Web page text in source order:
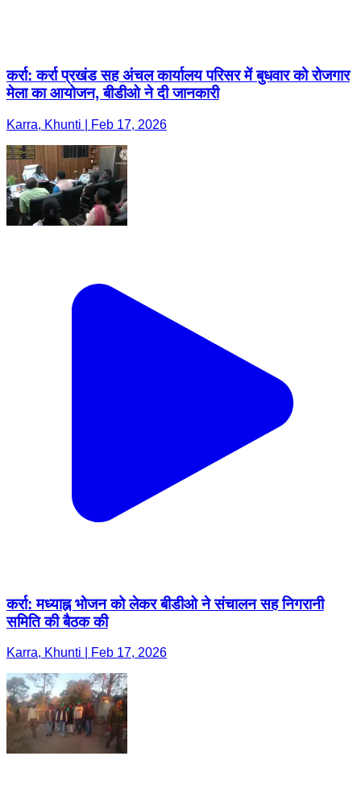
कर्रा: कर्रा प्रखंड सह अंचल कार्यालय परिसर में बुधवार को रोजगार
मेला का आयोजन, बीडीओ ने दी जानकारी
Karra, Khunti | Feb 17, 2026
कर्रा: मध्याह्न भोजन को लेकर बीडीओ ने संचालन सह निगरानी
समिति की बैठक की
Karra, Khunti | Feb 17, 2026